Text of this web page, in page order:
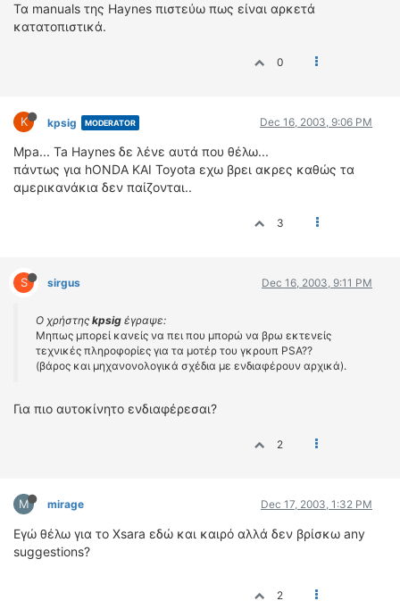
Τα manuals της Haynes πιστεύω πως είναι αρκετά
κατατοπιστικά.
0
K kpsig MODERATOR Dec 16, 2003, 9:06 PM
Mpa... Ta Haynes δε λένε αυτά που θέλω...
πάντως για hONDA ΚΑΙ Toyota εχω βρει ακρες καθώς τα
αμερικανάκια δεν παίζονται..
3
S sirgus Dec 16, 2003, 9:11 PM
Ο χρήστης kpsig έγραψε:
Μηπως μπορεί κανείς να πει που μπορώ να βρω εκτενείς
τεχνικές πληροφορίες για τα μοτέρ του γκρουπ PSA??
(βάρος και μηχανονολογικά σχέδια με ενδιαφέρουν αρχικά).
Για πιο αυτοκίνητο ενδιαφέρεσαι?
2
M mirage Dec 17, 2003, 1:32 PM
Εγώ θέλω για το Xsara εδώ και καιρό αλλά δεν βρίσκω any
suggestions?
2
ΑΓΩΝΙΣΤΙΚΑ ΑΥΤΟΚΙΝΗΤΑ
ΠΡΟΣΦΟΡΕΣ
ΜΕΤΑΧΕΙΡΙΣΜΕΝΑ
2ΤΡΟΧΟΙ
CLASSIC
ΑΡΧΕΙΟ ΤΕΥΧΩΝ